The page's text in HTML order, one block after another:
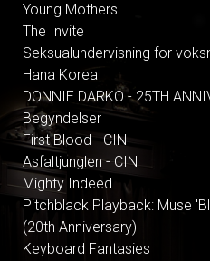
Young Mothers
The Invite
Seksualundervisning for
Hana Korea
DONNIE DARKO - 25TH
Begyndelser
First Blood - CIN
Asfaltjunglen - CIN
Mighty Indeed
Pitchblack Playback: Muse
(20th Anniversary)
Keyboard Fantasies